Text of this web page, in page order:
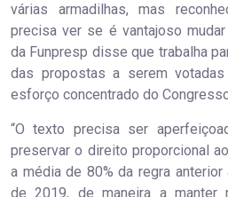
várias armadilhas, mas
precisa ver se é vantajoso
da Funpresp disse que trabalha
das propostas a serem
esforço concentrado do
“O texto precisa ser
preservar o direito proporcional
a média de 80% da regra
de 2019, de maneira a